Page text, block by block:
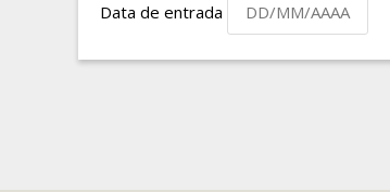
Data de entrada